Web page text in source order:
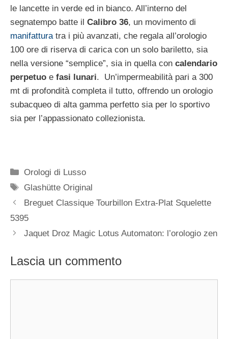
le lancette in verde ed in bianco. All’interno del
segnatempo batte il Calibro 36, un movimento di
manifattura tra i più avanzati, che regala all’orologio
100 ore di riserva di carica con un solo bariletto, sia
nella versione “semplice”, sia in quella con calendario
perpetuo e fasi lunari. Un’impermeabilità pari a 300
mt di profondità completa il tutto, offrendo un orologio
subacqueo di alta gamma perfetto sia per lo sportivo
sia per l’appassionato collezionista.
Categorie
Orologi di Lusso
Tag
Glashütte Original
Navigazione
articolo
Breguet Classique Tourbillon Extra-Plat Squelette
5395
Jaquet Droz Magic Lotus Automaton: l’orologio zen
Lascia un commento